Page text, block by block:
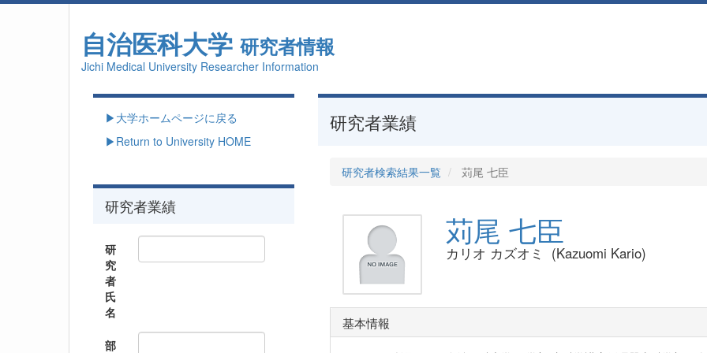
自治医科大学 研究者情報
Jichi Medical University Researcher Information
研究者業績
研究者検索結果一覧 苅尾 七臣
苅尾 七臣
カリオ カズオミ (Kazuomi Kario)
基本情報
▶大学ホームページに戻る
▶Return to University HOME
研究者業績
研
究
者
氏
名
部